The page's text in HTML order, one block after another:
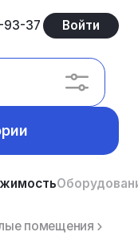
93-37 Войти
помещения